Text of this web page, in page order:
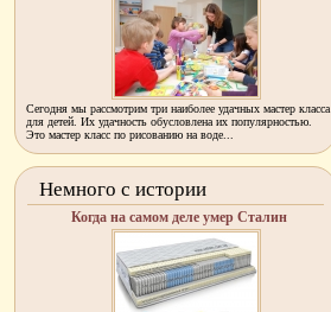
Сегодня мы рассмотрим три наиболее удачных мастер класса
для детей. Их удачность обусловлена их популярностью.
Это мастер класс по рисованию на воде...
Немного с истории
Когда на самом деле умер Сталин